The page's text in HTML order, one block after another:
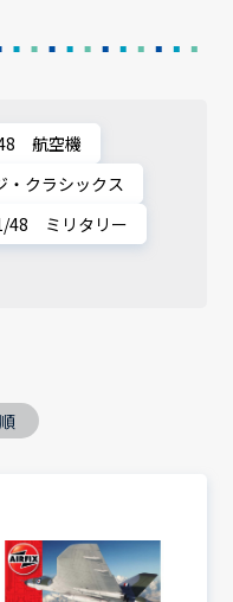
航空機
・クラシックス
48 ミリタリー